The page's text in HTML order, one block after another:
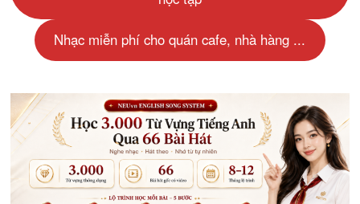
Nhạc miễn phí cho quán cafe, nhà hàng ...